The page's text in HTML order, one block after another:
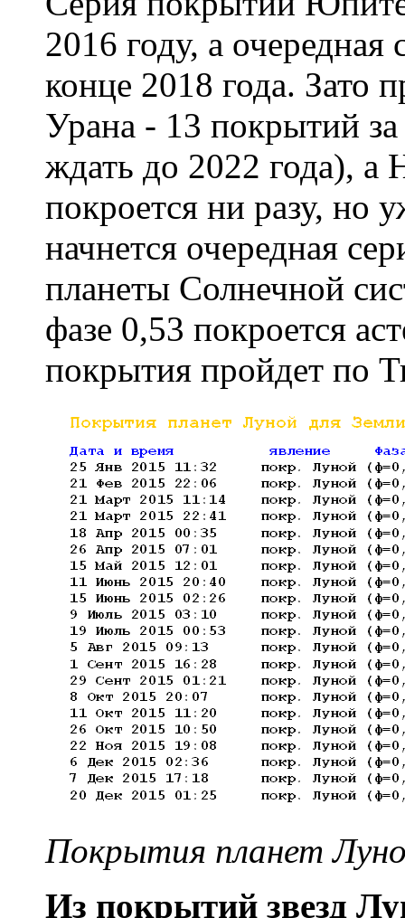
2016 году, а
конце 2018 года. Зато
Урана - 13 покрытий за
ждать до 2022 года), а
покроется ни разу, но
начнется очередная
планеты Солнечной
фазе 0,53 покроется
покрытия пройдет по
Покрытия планет
Из покрытий звезд